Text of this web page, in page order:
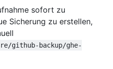
sofort zu
Sicherung zu erstellen,
github-backup/ghe-